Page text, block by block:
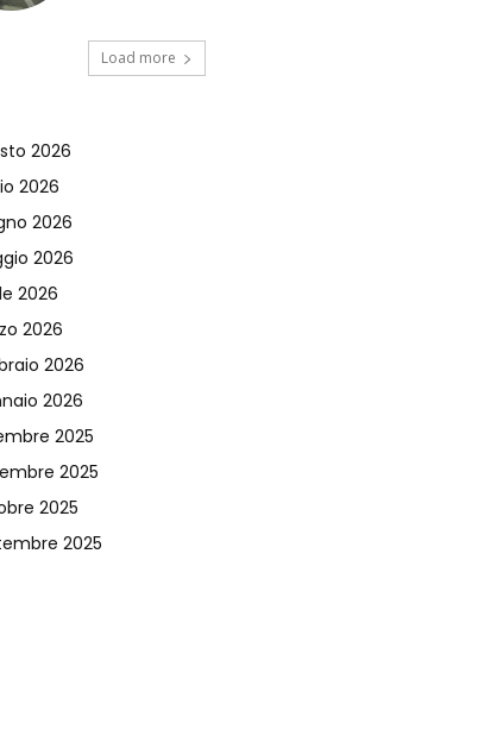
Load more
2026
2026
2026
2026
2026
2026
2026
2026
2025
2025
2025
2025